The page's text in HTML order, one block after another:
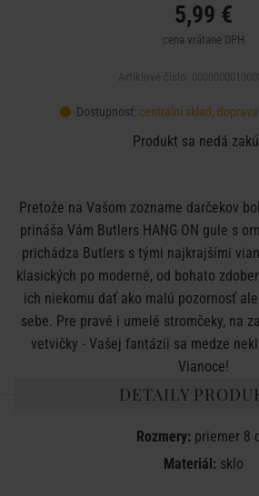
5,99 €
cena vrátane DPH
Dostupnosť: centrální sklad,
Produkt sa nedá
Pretože na Vašom zozname darčekov
prináša Vám Butlers HANG ON gule s
prichádza Butlers s tými najkrajšími
klasických po moderné, od bohato
ich niekomu dať ako malú pozornosť
sebe. Pre pravé i umelé stromčeky, na
vetvičky - Vašej fantázii sa medze
Vianoce!
DETAILY
Rozmery:priemer 8
Materiál: sklo